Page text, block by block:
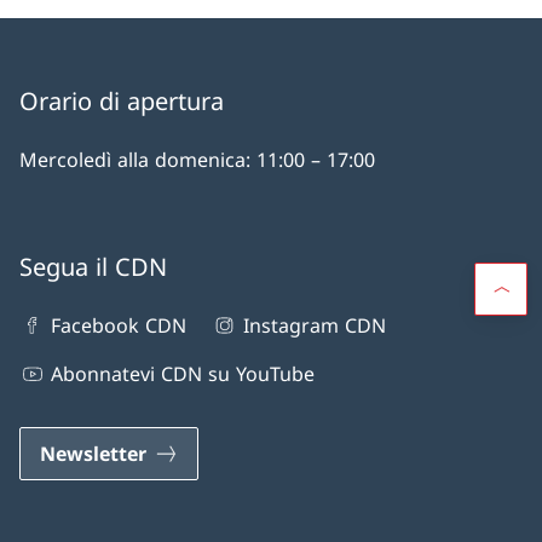
Orario di apertura
Mercoledì alla domenica: 11:00 – 17:00
Segua il CDN
Facebook CDN
Instagram CDN
Abonnatevi CDN su YouTube
Newsletter